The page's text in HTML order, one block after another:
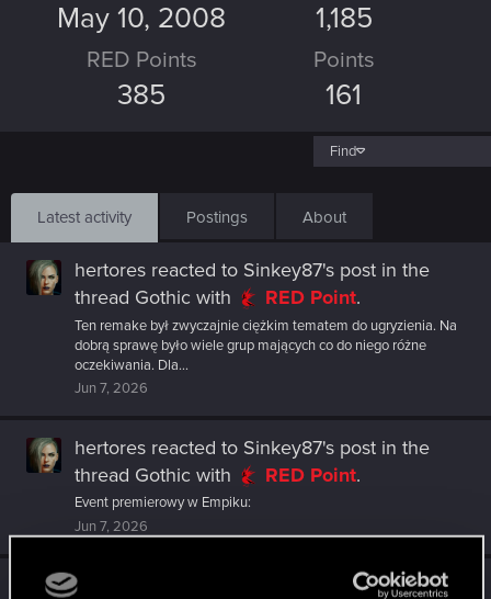
May 10, 2008 1,185
RED Points
385
Points
161
Find
Latest activity Postings About
hertores reacted to Sinkey87's post in the
thread Gothic with RED Point.
Ten remake był zwyczajnie ciężkim tematem do ugryzienia. Na
dobrą sprawę było wiele grup mających co do niego różne
oczekiwania. Dla...
Jun 7, 2026
hertores reacted to Sinkey87's post in the
thread Gothic with RED Point.
Event premierowy w Empiku:
Jun 7, 2026
hertores Szincza's postin the